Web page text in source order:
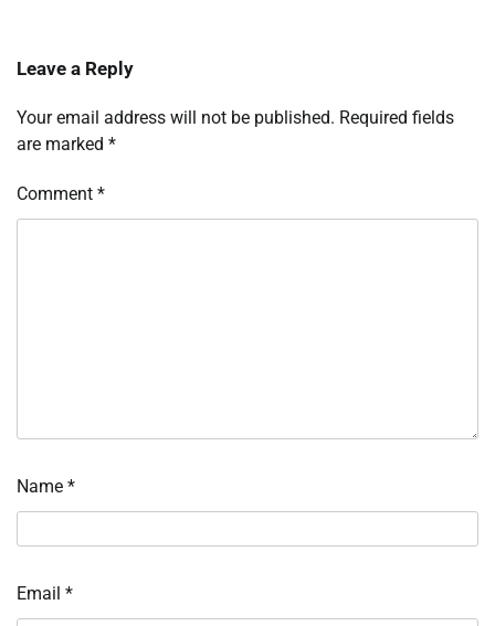
Leave a Reply
Your email address will not be published. Required fields
are marked *
Comment *
Name *
Email *